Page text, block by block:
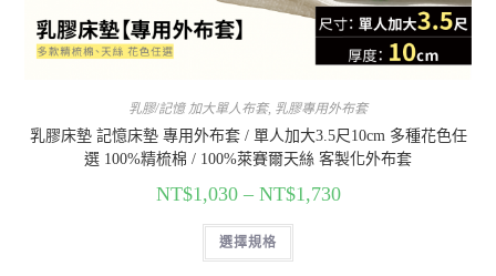
乳膠/記憶 加大單人布套, 乳膠專用外布套
乳膠床墊 記憶床墊 專用外布套 / 單人加大3.5尺10cm 多種花色任
選 100%精梳棉 / 100%萊賽爾天絲 客製化外布套
NT$1,030– NT$1,730
選擇規格